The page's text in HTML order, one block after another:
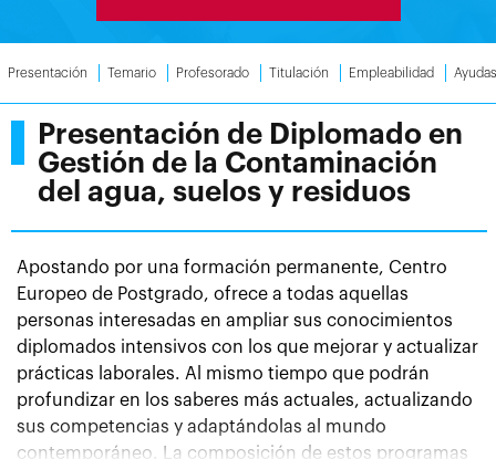
Presentación Temario Profesorado Titulación Empleabilidad Ayudas
Presentación de Diplomado en
Gestión de la Contaminación
del agua, suelos y residuos
Apostando por una formación permanente, Centro
Europeo de Postgrado, ofrece a todas aquellas
personas interesadas en ampliar sus conocimientos
diplomados intensivos con los que mejorar y actualizar
prácticas laborales. Al mismo tiempo que podrán
profundizar en los saberes más actuales, actualizando
sus competencias y adaptándolas al mundo
contemporáneo. La composición de estos programas